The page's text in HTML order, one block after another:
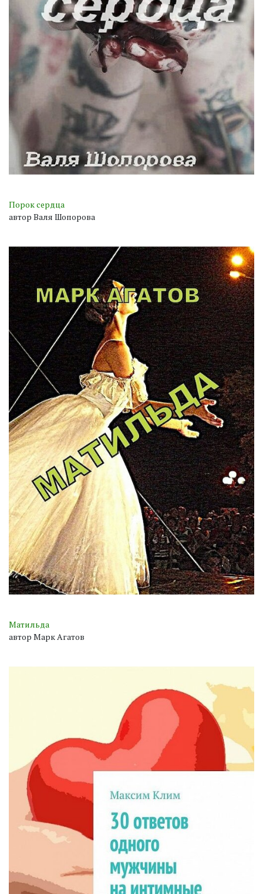
Порок сердца
автор Валя Шопорова
Матильда
автор Марк Агатов